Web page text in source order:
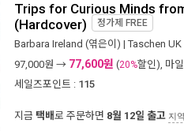
Trips for Curious Minds
(Hardcover)
정가제 FREE
Barbara Ireland (엮은이) |Taschen UK
97,000원 → 77,600원 (20%할인), 마일
세일즈포인트 : 115
지금 택배로 주문하면 8월 12일 출고 지